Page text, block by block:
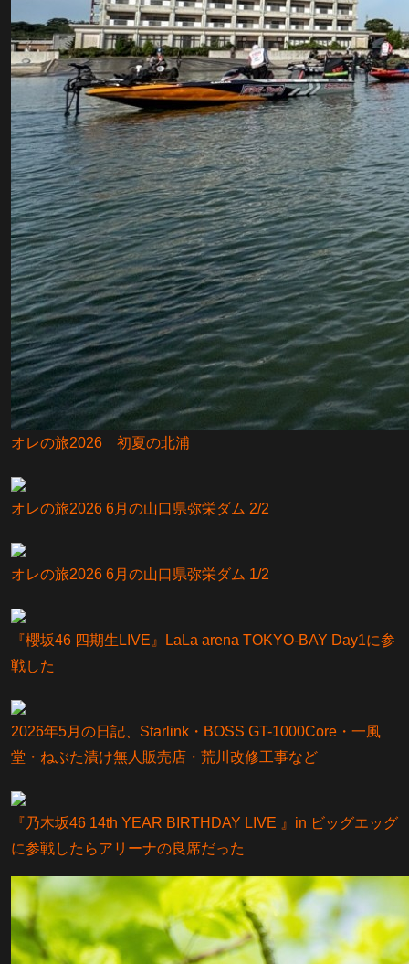
オレの旅2026 初夏の北浦
オレの旅2026 6月の山口県弥栄ダム 2/2
オレの旅2026 6月の山口県弥栄ダム 1/2
『櫻坂46 四期生LIVE』LaLa arena TOKYO-BAY Day1に参
戦した
2026年5月の日記、Starlink・BOSS GT-1000Core・一風
堂・ねぶた漬け無人販売店・荒川改修工事など
『乃⽊坂46 14th YEAR BIRTHDAY LIVE 』in ビッグエッグ
に参戦したらアリーナの良席だった